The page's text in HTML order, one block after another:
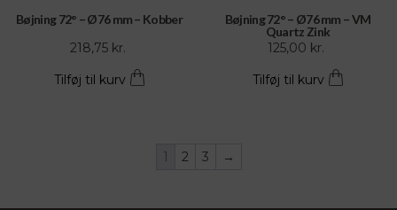
Bøjning 72° – Ø76 mm – Kobber
218,75 kr.
Tilføj til kurv
Bøjning 72° – Ø76 mm – VM
Quartz Zink
125,00 kr.
Tilføj til kurv
1 2 3 →